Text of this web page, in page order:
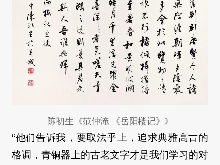
陈初生《范仲淹 《岳阳楼记》》
“他们告诉我，要取法乎上，追求典雅高古的
格调，青铜器上的古老文字才是我们学习的对